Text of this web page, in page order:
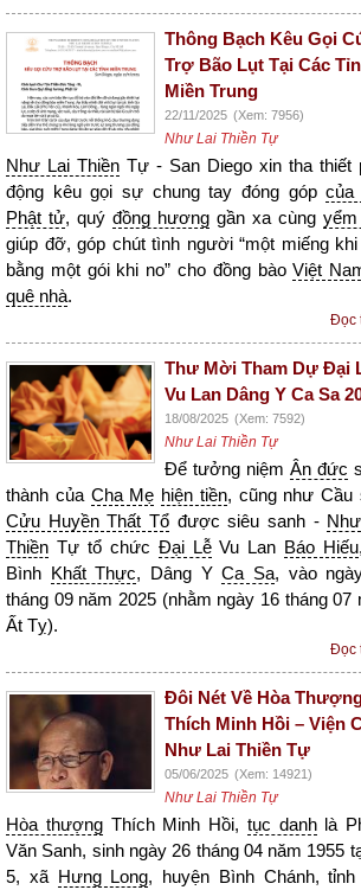
Thông Bạch Kêu Gọi
Trợ Bão Lụt Tại Các
Miền Trung
22/11/2025 (Xem: 7956)
Như Lai Thiền Tự
Như Lai Thiền Tự - San Diego xin tha thiết
động kêu gọi sự chung tay đóng gópcủa
Phật tử, quý đồng hương gần xa cùng
giúp đỡ, góp chút tình người “một miếng khi
bằng một gói khi no” cho đồng bàoViệt
quê nhà.
Đọc
Thư Mời Tham Dự Đại
Vu Lan Dâng Y Ca Sa
18/08/2025 (Xem: 7592)
Như Lai Thiền Tự
Để tưởng niệm Ân đức
thành của Cha Mẹ hiện tiền, cũng như Cầu
Cửu Huyền Thất Tổ được siêu sanh -
Thiền Tự tổ chức Đại LễVu Lan Báo Hiếu
Bình Khất Thực, Dâng YCa Sa, vào
tháng 09 năm 2025 (nhằm ngày 16 tháng 07
Ất Tỵ).
Đọc
Đôi Nét Về Hòa
Thích Minh Hồi – Viện
Như Lai Thiền Tự
05/06/2025 (Xem: 14921)
Như Lai Thiền Tự
Hòa thượngThích Minh Hồi, tục danhlà
Văn Sanh, sinh ngày 26 tháng 04 năm 1955
5, xã Hưng Long, huyện Bình Chánh, tỉnh